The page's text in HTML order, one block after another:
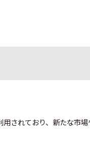
されており、新たな市